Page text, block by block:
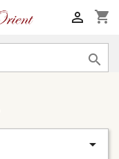
shopping_cart


